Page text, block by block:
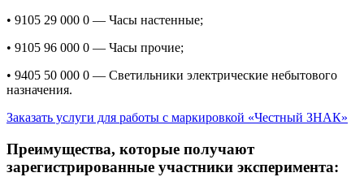
• 9105 29 000 0 — Часы настенные;
• 9105 96 000 0 — Часы прочие;
• 9405 50 000 0 — Светильники электрические небытового
назначения.
Заказать услуги для работы с маркировкой «Честный ЗНАК»
Преимущества, которые получают
зарегистрированные участники эксперимента: